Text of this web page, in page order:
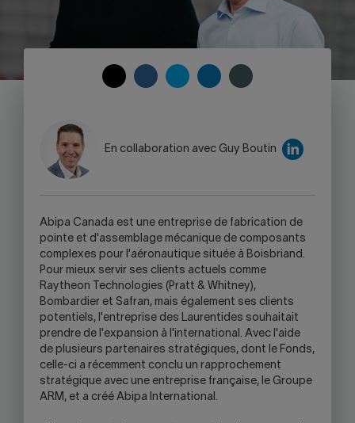
COPYSHARESHARESHARESHARE
WARNING,
WILL
YOUR
SKYPE
APPLICATION.
En collaboration avec Guy Boutin
Abipa Canada est une entreprise de fabrication de
pointe et d'assemblage mécanique de composants
complexes pour l'aéronautique située à Boisbriand.
Pour mieux servir ses clients actuels comme
Raytheon Technologies (Pratt & Whitney),
Bombardier et Safran, mais également ses clients
potentiels, l'entreprise des Laurentides souhaitait
prendre de l'expansion à l'international. Avec l'aide
de plusieurs partenaires stratégiques, dont le Fonds,
celle-ci a récemment conclu un rapprochement
stratégique avec une entreprise française, le Groupe
ARM, et a créé Abipa International.